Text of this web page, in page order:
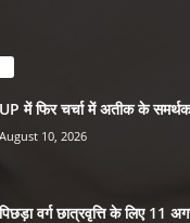
UP में फिर चर्चा में अतीक के
August 10, 2026
पिछड़ा वर्ग छात्रवृत्ति के लिए